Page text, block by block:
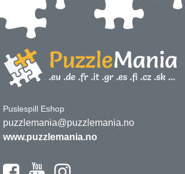
Puslespill Eshop
puzzlemania@puzzlemania.no
www.puzzlemania.no